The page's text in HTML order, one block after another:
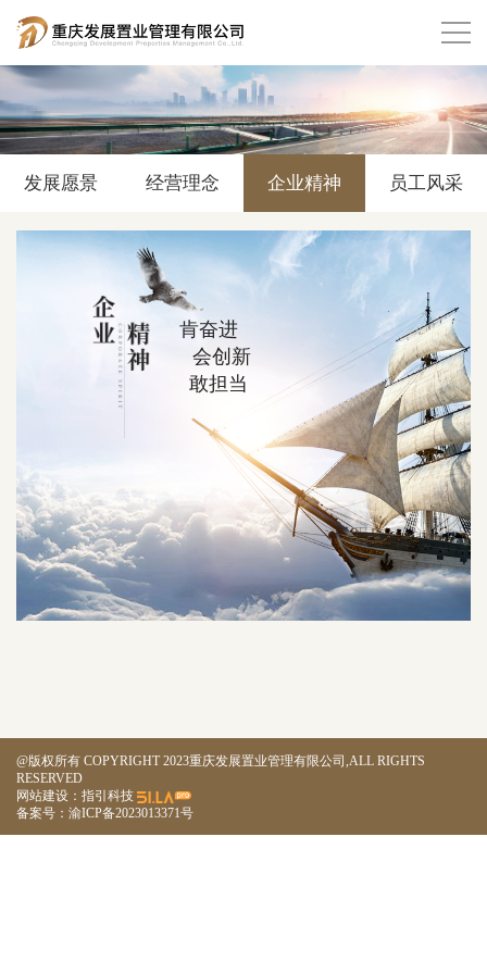
发展愿景 经营理念 企业精神 员工风采
肯奋进
会创新
敢担当
@版权所有 COPYRIGHT 2023重庆发展置业管理有限公司,ALL RIGHTS
RESERVED
网站建设：指引科技
备案号：渝ICP备2023013371号